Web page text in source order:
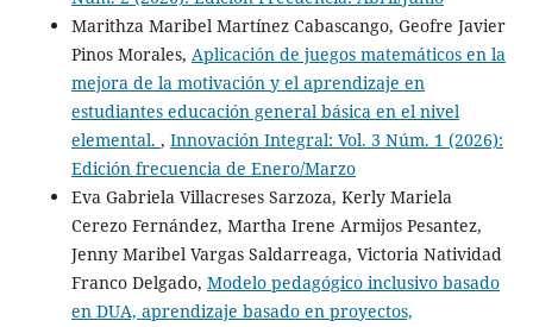
Marithza Maribel Martínez Cabascango, Geofre Javier
Pinos Morales, Aplicación de juegos matemáticos en la
mejora de la motivación y el aprendizaje en
estudiantes educación general básica en el nivel
elemental. , Innovación Integral: Vol. 3 Núm. 1 (2026):
Edición frecuencia de Enero/Marzo
Eva Gabriela Villacreses Sarzoza, Kerly Mariela
Cerezo Fernández, Martha Irene Armijos Pesantez,
Jenny Maribel Vargas Saldarreaga, Victoria Natividad
Franco Delgado, Modelo pedagógico inclusivo basado
en DUA, aprendizaje basado en proyectos,